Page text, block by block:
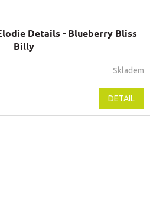
Details - Blueberry Bliss
Billy
Skladem
DETAIL